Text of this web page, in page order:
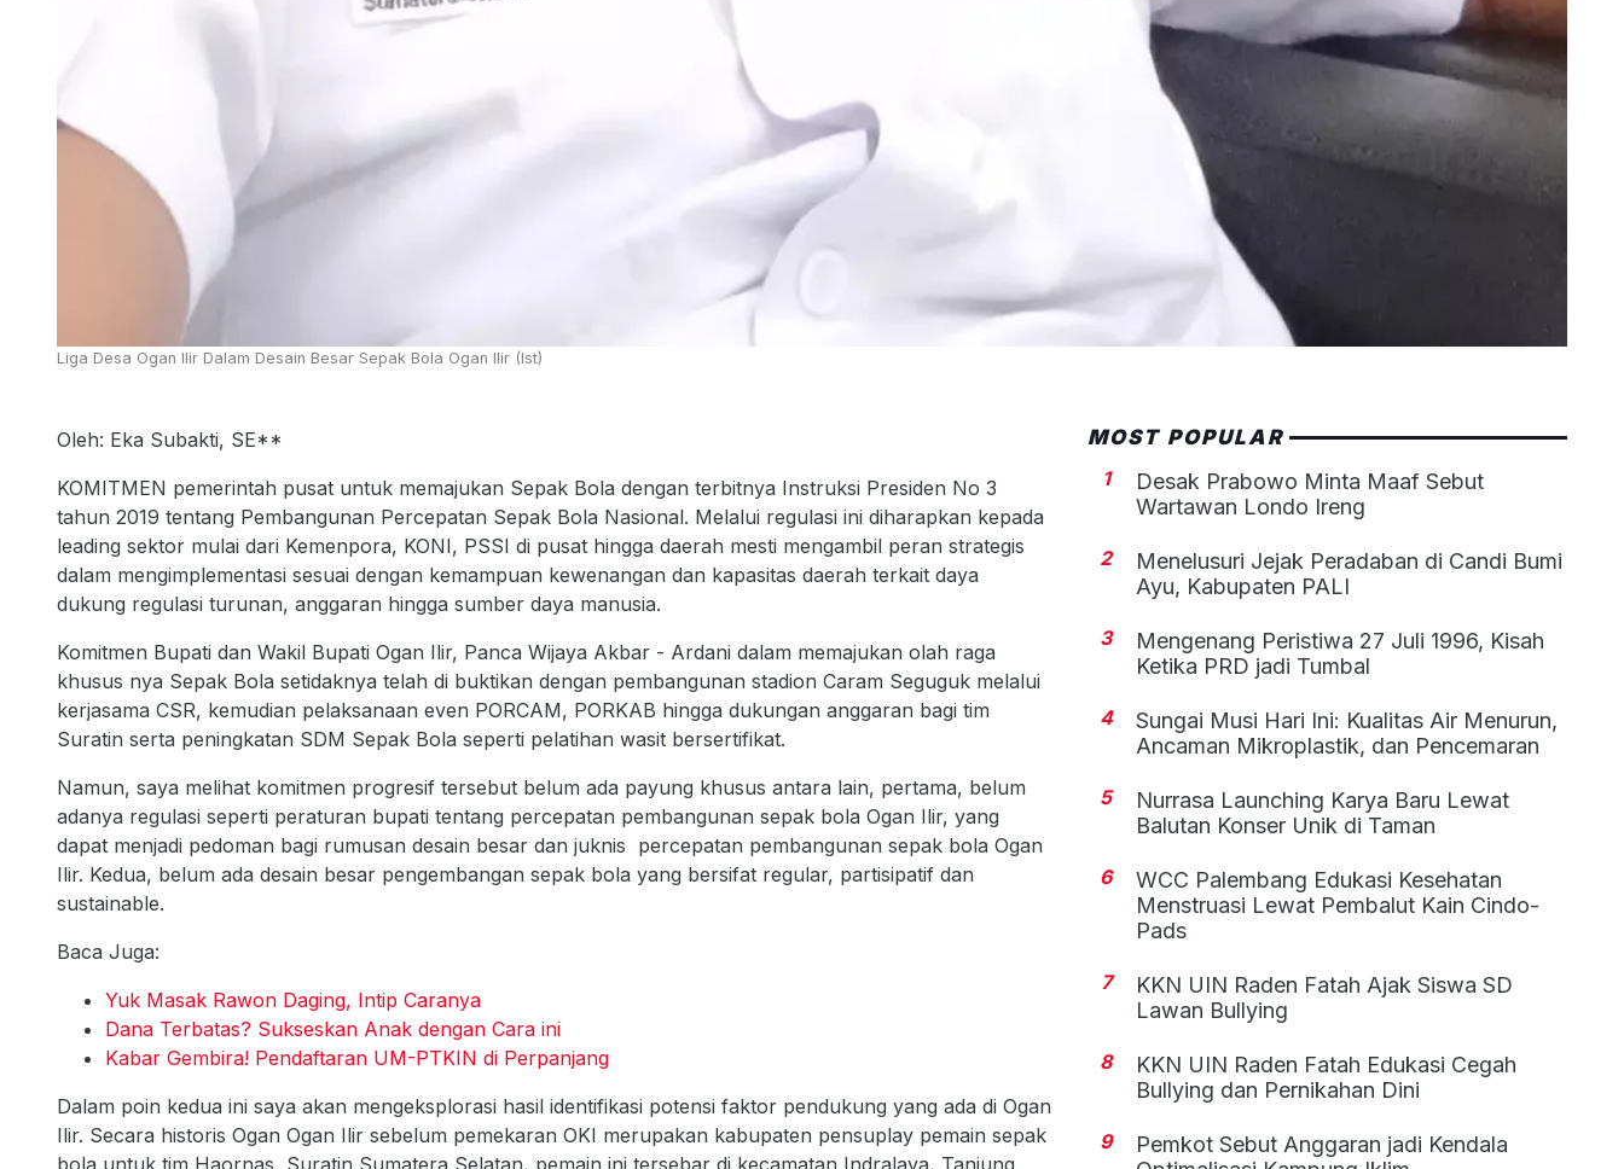
Liga Desa Ogan Ilir Dalam Desain Besar Sepak Bola Ogan Ilir (Ist)
Oleh: Eka Subakti, SE**
KOMITMEN pemerintah pusat untuk memajukan Sepak Bola dengan terbitnya Instruksi Presiden No 3
tahun 2019 tentang Pembangunan Percepatan Sepak Bola Nasional. Melalui regulasi ini diharapkan kepada
leading sektor mulai dari Kemenpora, KONI, PSSI di pusat hingga daerah mesti mengambil peran strategis
dalam mengimplementasi sesuai dengan kemampuan kewenangan dan kapasitas daerah terkait daya
dukung regulasi turunan, anggaran hingga sumber daya manusia.
Komitmen Bupati dan Wakil Bupati Ogan Ilir, Panca Wijaya Akbar - Ardani dalam memajukan olah raga
khusus nya Sepak Bola setidaknya telah di buktikan dengan pembangunan stadion Caram Seguguk melalui
kerjasama CSR, kemudian pelaksanaan even PORCAM, PORKAB hingga dukungan anggaran bagi tim
Suratin serta peningkatan SDM Sepak Bola seperti pelatihan wasit bersertifikat.
Namun, saya melihat komitmen progresif tersebut belum ada payung khusus antara lain, pertama, belum
adanya regulasi seperti peraturan bupati tentang percepatan pembangunan sepak bola Ogan Ilir, yang
dapat menjadi pedoman bagi rumusan desain besar dan juknis percepatan pembangunan sepak bola Ogan
Ilir. Kedua, belum ada desain besar pengembangan sepak bola yang bersifat regular, partisipatif dan
sustainable.
Baca Juga:
Yuk Masak Rawon Daging, Intip Caranya
Dana Terbatas? Sukseskan Anak dengan Cara ini
Kabar Gembira! Pendaftaran UM-PTKIN di Perpanjang
Dalam poin kedua ini saya akan mengeksplorasi hasil identifikasi potensi faktor pendukung yang ada di Ogan
Ilir. Secara historis Ogan Ogan Ilir sebelum pemekaran OKI merupakan kabupaten pensuplay pemain sepak
bola untuk tim Haornas, Suratin Sumatera Selatan, pemain ini tersebar di kecamatan Indralaya, Tanjung
MOST POPULAR
1
Desak Prabowo Minta Maaf Sebut
Wartawan Londo Ireng
2
Menelusuri Jejak Peradaban di Candi Bumi
Ayu, Kabupaten PALI
3
Mengenang Peristiwa 27 Juli 1996, Kisah
Ketika PRD jadi Tumbal
4
Sungai Musi Hari Ini: Kualitas Air Menurun,
Ancaman Mikroplastik, dan Pencemaran
5
Nurrasa Launching Karya Baru Lewat
Balutan Konser Unik di Taman
6
WCC Palembang Edukasi Kesehatan
Menstruasi Lewat Pembalut Kain Cindo-
Pads
7
KKN UIN Raden Fatah Ajak Siswa SD
Lawan Bullying
8
KKN UIN Raden Fatah Edukasi Cegah
Bullying dan Pernikahan Dini
9
Pemkot Sebut Anggaran jadi Kendala